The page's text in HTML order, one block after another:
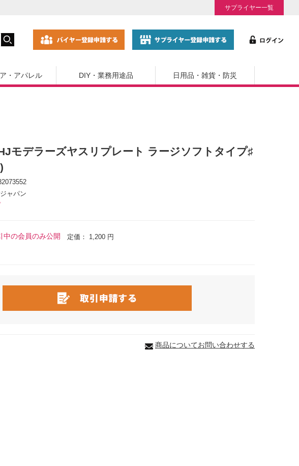
サプライヤー一覧
・アパレル DIY・業務用途品 日用品・雑貨・防災
モデラーズヤスリプレート ラージソフトタイプ♯
ャパン
中の会員のみ公開 定価： 1,200 円
商品についてお問い合わせする